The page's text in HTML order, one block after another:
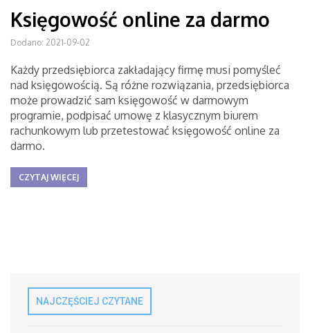
Księgowość online za darmo
Dodano: 2021-09-02
Każdy przedsiębiorca zakładający firmę musi pomyśleć
nad księgowością. Są różne rozwiązania, przedsiębiorca
może prowadzić sam księgowość w darmowym
programie, podpisać umowę z klasycznym biurem
rachunkowym lub przetestować księgowość online za
darmo.
CZYTAJ WIĘCEJ
NAJCZĘŚCIEJ CZYTANE